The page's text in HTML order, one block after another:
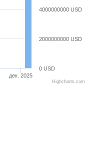
дек. 2025
0 USD
2000000000 USD
4000000000 USD
Highcharts.com